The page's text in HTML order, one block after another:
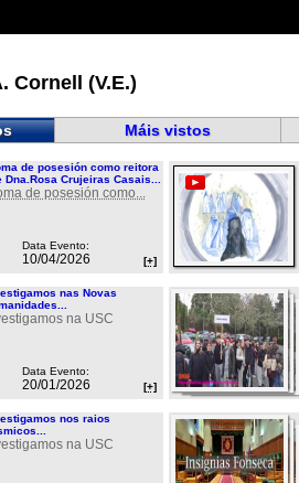
Cornell (V.E.)
Máis vistos
de posesión como reitora
Dna.Rosa Crujeiras Casais...
de posesión como...
Data Evento:
10/04/2026 [+]
nas Novas
na USC
Data Evento:
20/01/2026 [+]
nos raios
na USC